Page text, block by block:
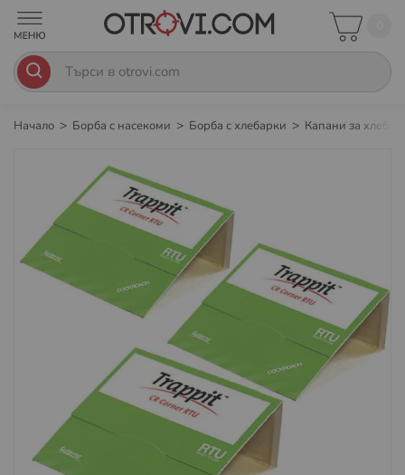
Начало Борба с насекоми Борба с хлебарки Капани за
галерията
на
изображенията